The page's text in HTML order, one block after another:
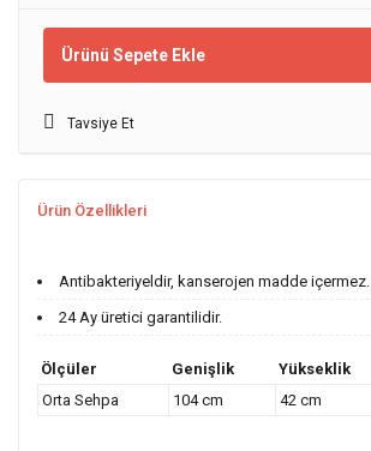
Ürünü Sepete Ekle
Tavsiye Et
Ürün Özellikleri
Antibakteriyeldir, kanserojen madde içermez.
24 Ay üretici garantilidir.
Ölçüler Genişlik Yükseklik
Orta Sehpa
104 cm 42 cm